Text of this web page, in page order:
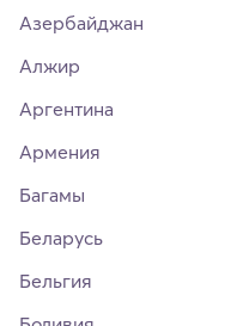
Азербайджан
Алжир
Аргентина
Армения
Багамы
Беларусь
Бельгия